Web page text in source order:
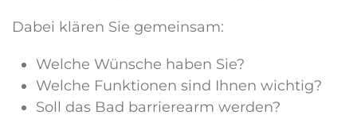
Dabei klären Sie gemeinsam:
Welche Wünsche haben Sie?
Welche Funktionen sind Ihnen wichtig?
Soll das Bad barrierearm werden?